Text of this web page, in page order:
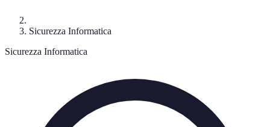
Sicurezza Informatica
Sicurezza Informatica